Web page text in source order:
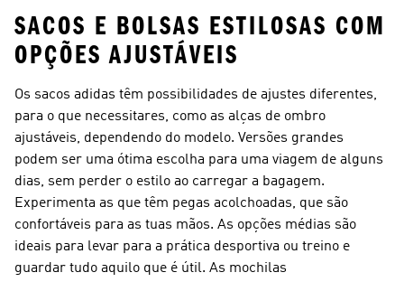
SACOS E BOLSAS ESTILOSAS COM
OPÇÕES AJUSTÁVEIS
Os sacos adidas têm possibilidades de ajustes diferentes,
para o que necessitares, como as alças de ombro
ajustáveis, dependendo do modelo. Versões grandes
podem ser uma ótima escolha para uma viagem de alguns
dias, sem perder o estilo ao carregar a bagagem.
Experimenta as que têm pegas acolchoadas, que são
confortáveis para as tuas mãos. As opções médias são
ideais para levar para a prática desportiva ou treino e
guardar tudo aquilo que é útil. As mochilas